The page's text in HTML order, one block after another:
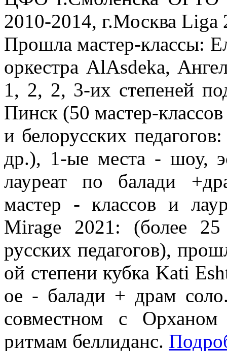
2010-2014, г.Москва
Прошла мастер-классы:
оркестра AlAsdeka,
1, 2, 2, 3-их степеней
Пинск (50 мастер-
и белорусских
др.), 1-ые места - шоу,
лауреат по балади
мастер - классов и
Mirage 2021: (более 25
русских педагогов),
ой степени кубка Kati
ое - балади + драм
совместном с
ритмам беллиданс.